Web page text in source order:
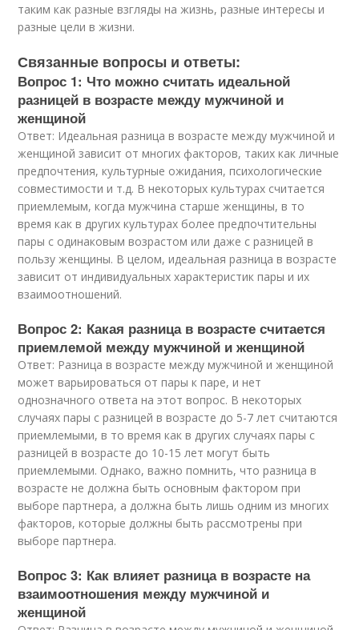
таким как разные взгляды на жизнь, разные интересы и
разные цели в жизни.
Связанные вопросы и ответы:
Вопрос 1: Что можно считать идеальной
разницей в возрасте между мужчиной и
женщиной
Ответ: Идеальная разница в возрасте между мужчиной и
женщиной зависит от многих факторов, таких как личные
предпочтения, культурные ожидания, психологические
совместимости и т.д. В некоторых культурах считается
приемлемым, когда мужчина старше женщины, в то
время как в других культурах более предпочтительны
пары с одинаковым возрастом или даже с разницей в
пользу женщины. В целом, идеальная разница в возрасте
зависит от индивидуальных характеристик пары и их
взаимоотношений.
Вопрос 2: Какая разница в возрасте считается
приемлемой между мужчиной и женщиной
Ответ: Разница в возрасте между мужчиной и женщиной
может варьироваться от пары к паре, и нет
однозначного ответа на этот вопрос. В некоторых
случаях пары с разницей в возрасте до 5-7 лет считаются
приемлемыми, в то время как в других случаях пары с
разницей в возрасте до 10-15 лет могут быть
приемлемыми. Однако, важно помнить, что разница в
возрасте не должна быть основным фактором при
выборе партнера, а должна быть лишь одним из многих
факторов, которые должны быть рассмотрены при
выборе партнера.
Вопрос 3: Как влияет разница в возрасте на
взаимоотношения между мужчиной и
женщиной